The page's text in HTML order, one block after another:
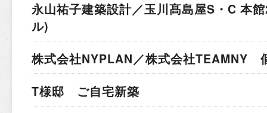
永山祐子建築設計／玉川髙島屋S・C 本
ル)
株式会社NYPLAN／株式会社TEAMNY
T様邸 ご自宅新築